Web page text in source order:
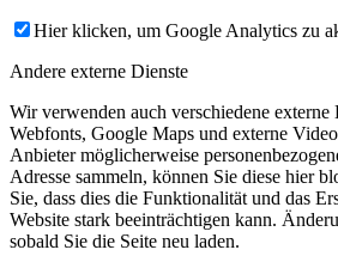
Hier klicken, um Google Analytics zu
Andere externe Dienste
Wir verwenden auch verschiedene
Webfonts, Google Maps und externe
Anbieter möglicherweise
Adresse sammeln, können Sie diese hier
Sie, dass dies die Funktionalität und das
Website stark beeinträchtigen kann.
sobald Sie die Seite neu laden.